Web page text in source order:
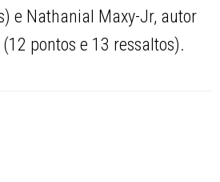
e Nathanial Maxy-Jr, autor
pontos e 13 ressaltos).